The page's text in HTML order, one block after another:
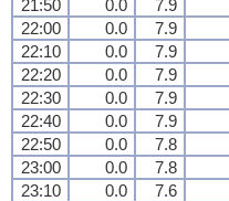
21:50
0.0 7.9
22:00
0.0 7.9
22:10
0.0 7.9
22:20
0.0 7.9
22:30
0.0 7.9
22:40
0.0 7.9
22:50
0.0 7.8
23:00
0.0 7.8
23:10
0.0 7.6